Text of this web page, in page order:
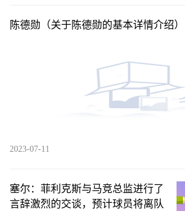
陈德勋（关于陈德勋的基本详情介绍）
2023-07-11
塞尔：菲利克斯与马竞总监进行了
言辞激烈的交谈，预计球员将离队